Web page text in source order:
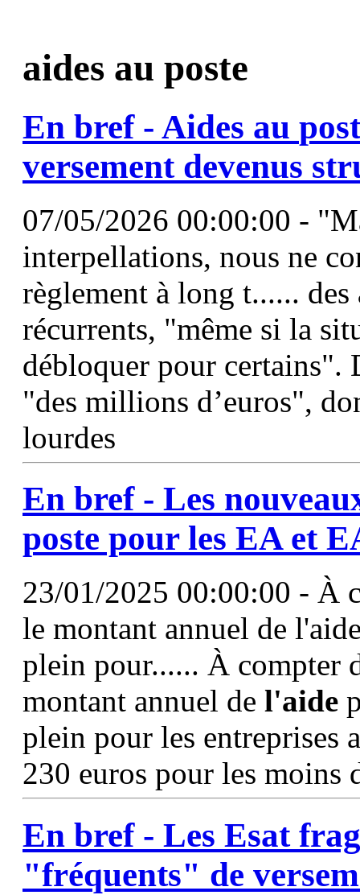
aides au poste
En bref - Aides au
versement devenus
07/05/2026 00:00:00 -
interpellations, nous ne
règlement à long t...... des
récurrents, "même si la
débloquer pour certains".
"des millions d’euros",
lourdes
En bref - Les
poste pour les EA et
23/01/2025 00:00:00 - À
le montant annuel de
plein pour...... À compter
montant annuel de l'aide
plein pour les entreprises
230 euros pour les moins
En bref - Les Esat
"fréquents" de